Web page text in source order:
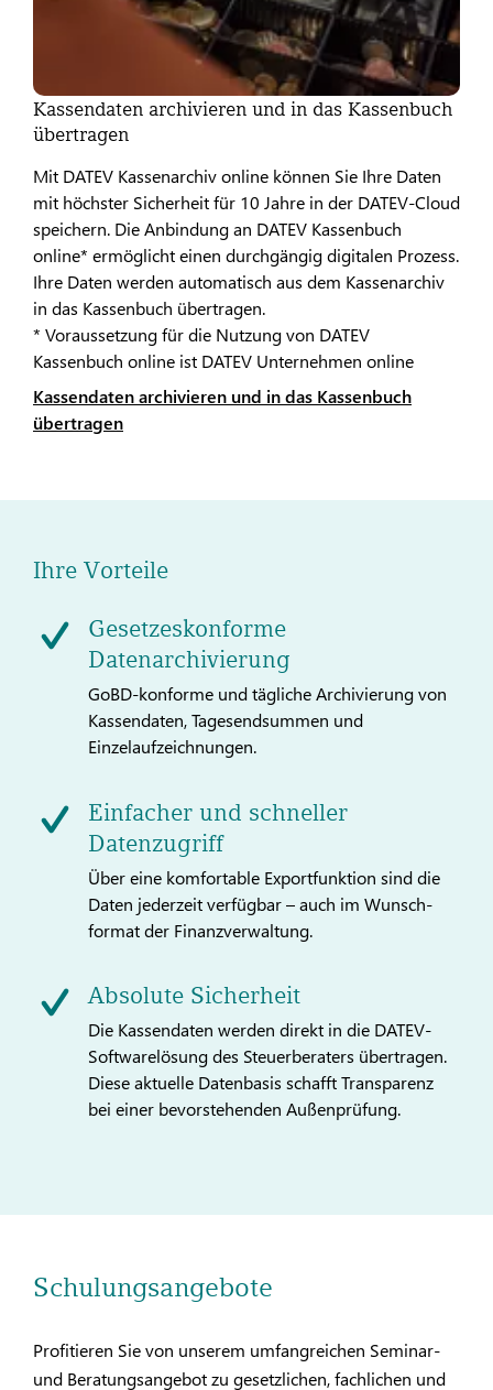
Kassendaten archivieren und in das Kassenbuch
übertragen
Mit DATEV Kassenarchiv online können Sie Ihre Daten
mit höchster Sicherheit für 10 Jahre in der DATEV-Cloud
speichern. Die Anbindung an DATEV Kassenbuch
online* ermöglicht einen durchgängig digitalen Prozess.
Ihre Daten werden automatisch aus dem Kassenarchiv
in das Kassenbuch übertragen.
* Voraussetzung für die Nutzung von DATEV
Kassenbuch online ist DATEV Unternehmen online
Kassendaten archivieren und in das Kassenbuch
übertragen
Ihre Vorteile
Gesetzeskonforme
Datenarchivierung
GoBD-konforme und tägliche Archivierung von
Kassendaten, Tagesendsummen und
Einzelaufzeichnungen.
Einfacher und schneller
Datenzugriff
Über eine komfortable Exportfunktion sind die
Daten jederzeit verfügbar – auch im Wunsch­
format der Finanzverwaltung.
Absolute Sicherheit
Die Kassendaten werden direkt in die DATEV-
Softwarelösung des Steuerberaters übertragen.
Diese aktuelle Datenbasis schafft Transparenz
bei einer bevorstehenden Außenprüfung.
Schulungsangebote
Profitieren Sie von unserem umfangreichen Seminar-
und Beratungsangebot zu gesetzlichen, fachlichen und